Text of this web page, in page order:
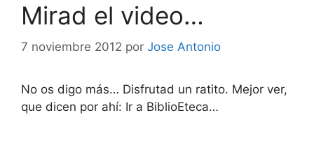
Mirad el video…
7 noviembre 2012 por Jose Antonio
No os digo más… Disfrutad un ratito. Mejor ver,
que dicen por ahí: Ir a BiblioEteca…